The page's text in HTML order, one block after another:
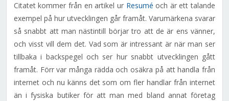
Citatet kommer från en artikel ur Resumé och är ett talande
exempel på hur utvecklingen går framåt. Varumärkena svarar
så snabbt att man nästintill börjar tro att de är ens vänner,
och visst vill dem det. Vad som är intressant är när man ser
tillbaka i backspegel och ser hur snabbt utvecklingen gått
framåt. Förr var många rädda och osäkra på att handla från
internet och nu känns det som om fler handlar från internet
än i fysiska butiker för att man med bland annat företag